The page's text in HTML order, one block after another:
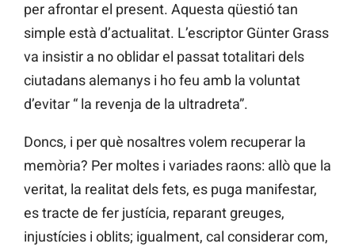
per afrontar el present. Aquesta qüestió tan
simple està d’actualitat. L’escriptor Günter Grass
va insistir a no oblidar el passat totalitari dels
ciutadans alemanys i ho feu amb la voluntat
d’evitar “ la revenja de la ultradreta”.
Doncs, i per què nosaltres volem recuperar la
memòria? Per moltes i variades raons: allò que la
veritat, la realitat dels fets, es puga manifestar,
es tracte de fer justícia, reparant greuges,
injustícies i oblits; igualment, cal considerar com,